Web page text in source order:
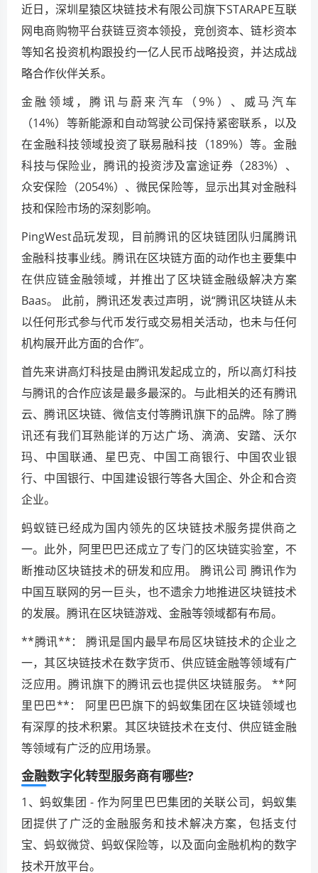
近日，深圳星猿区块链技术有限公司旗下STARAPE互联
网电商购物平台获链豆资本领投，竞创资本、链杉资本
等知名投资机构跟投约一亿人民币战略投资，并达成战
略合作伙伴关系。
金融领域，腾讯与蔚来汽车（9%）、威马汽车
（14%）等新能源和自动驾驶公司保持紧密联系，以及
在金融科技领域投资了联易融科技（189%）等。金融
科技与保险业，腾讯的投资涉及富途证券（283%）、
众安保险（2054%）、微民保险等，显示出其对金融科
技和保险市场的深刻影响。
PingWest品玩发现，目前腾讯的区块链团队归属腾讯
金融科技事业线。腾讯在区块链方面的动作也主要集中
在供应链金融领域，并推出了区块链金融级解决方案
Baas。 此前，腾讯还发表过声明，说“腾讯区块链从未
以任何形式参与代币发行或交易相关活动，也未与任何
机构展开此方面的合作”。
首先来讲高灯科技是由腾讯发起成立的，所以高灯科技
与腾讯的合作应该是最多最深的。与此相关的还有腾讯
云、腾讯区块链、微信支付等腾讯旗下的品牌。除了腾
讯还有我们耳熟能详的万达广场、滴滴、安踏、沃尔
玛、中国联通、星巴克、中国工商银行、中国农业银
行、中国银行、中国建设银行等各大国企、外企和合资
企业。
蚂蚁链已经成为国内领先的区块链技术服务提供商之
一。此外，阿里巴巴还成立了专门的区块链实验室，不
断推动区块链技术的研发和应用。 腾讯公司 腾讯作为
中国互联网的另一巨头，也不遗余力地推进区块链技术
的发展。腾讯在区块链游戏、金融等领域都有布局。
**腾讯**： 腾讯是国内最早布局区块链技术的企业之
一，其区块链技术在数字货币、供应链金融等领域有广
泛应用。腾讯旗下的腾讯云也提供区块链服务。 **阿
里巴巴**： 阿里巴巴旗下的蚂蚁集团在区块链领域也
有深厚的技术积累。其区块链技术在支付、供应链金融
等领域有广泛的应用场景。
金融数字化转型服务商有哪些?
1、蚂蚁集团 - 作为阿里巴巴集团的关联公司，蚂蚁集
团提供了广泛的金融服务和技术解决方案，包括支付
宝、蚂蚁微贷、蚂蚁保险等，以及面向金融机构的数字
技术开放平台。